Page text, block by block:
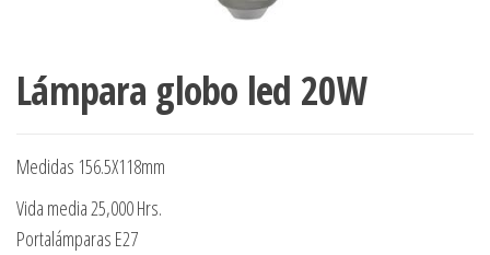
Lámpara globo led 20W
Medidas 156.5X118mm
Vida media 25,000 Hrs.
Portalámparas E27